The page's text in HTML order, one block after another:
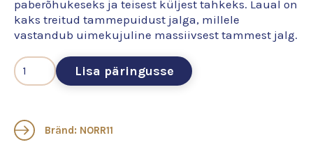
paberõhukeseks ja teisest küljest tahkeks. Laual on
kaks treitud tammepuidust jalga, millele
vastandub uimekujuline massiivsest tammest jalg.
Lisa päringusse
Bränd: NORR11